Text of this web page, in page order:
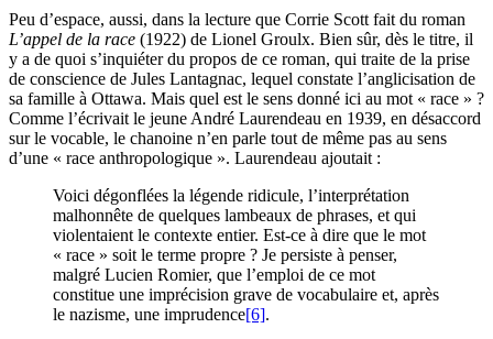
Peu d’espace, aussi, dans la lecture que Corrie Scott fait du roman
L’appel de la race (1922) de Lionel Groulx. Bien sûr, dès le titre, il
y a de quoi s’inquiéter du propos de ce roman, qui traite de la prise
de conscience de Jules Lantagnac, lequel constate l’anglicisation de
sa famille à Ottawa. Mais quel est le sens donné ici au mot « race » ?
Comme l’écrivait le jeune André Laurendeau en 1939, en désaccord
sur le vocable, le chanoine n’en parle tout de même pas au sens
d’une « race anthropologique ». Laurendeau ajoutait :
Voici dégonflées la légende ridicule, l’interprétation
malhonnête de quelques lambeaux de phrases, et qui
violentaient le contexte entier. Est-ce à dire que le mot
« race » soit le terme propre ? Je persiste à penser,
malgré Lucien Romier, que l’emploi de ce mot
constitue une imprécision grave de vocabulaire et, après
le nazisme, une imprudence[6].